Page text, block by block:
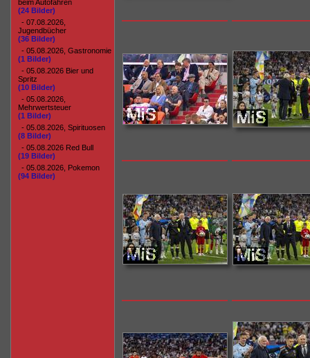
beim Autofahren
(24 Bilder)
- 07.08.2026,
Jugendbücher
(36 Bilder)
- 05.08.2026, Gastronomie
(1 Bilder)
- 05.08.2026 Bier und
Spritz
(10 Bilder)
- 05.08.2026,
Mehrwertsteuer
(1 Bilder)
- 05.08.2026, Spirituosen
(8 Bilder)
- 05.08.2026 Red Bull
(19 Bilder)
- 05.08.2026, Pokemon
(94 Bilder)